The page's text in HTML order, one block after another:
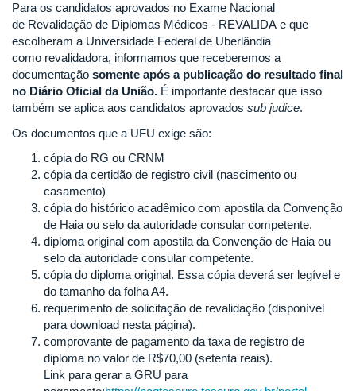
Para os candidatos aprovados no Exame Nacional
de Revalidação de Diplomas Médicos - REVALIDA e que
escolheram a Universidade Federal de Uberlândia
como revalidadora, informamos que receberemos a
documentação somente após a publicação do resultado final
no Diário Oficial da União. É importante destacar que isso
também se aplica aos candidatos aprovados sub judice.
Os documentos que a UFU exige são:
cópia do RG ou CRNM
cópia da certidão de registro civil (nascimento ou
casamento)
cópia do histórico acadêmico com apostila da Convenção
de Haia ou selo da autoridade consular competente.
diploma original com apostila da Convenção de Haia ou
selo da autoridade consular competente.
cópia do diploma original. Essa cópia deverá ser legível e
do tamanho da folha A4.
requerimento de solicitação de revalidação (disponível
para download nesta página).
comprovante de pagamento da taxa de registro de
diploma no valor de R$70,00 (setenta reais).
Link para gerar a GRU para